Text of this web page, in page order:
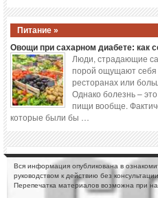
Питание »
Овощи при сахарном диабете: как
Люди, страдающие
порой ощущают себя
ресторанах или
Однако болезнь –
пищи вообще.
которые были бы …
Вся информация опубликована в
руководством к действию без
Перепечатка материалов возможна при